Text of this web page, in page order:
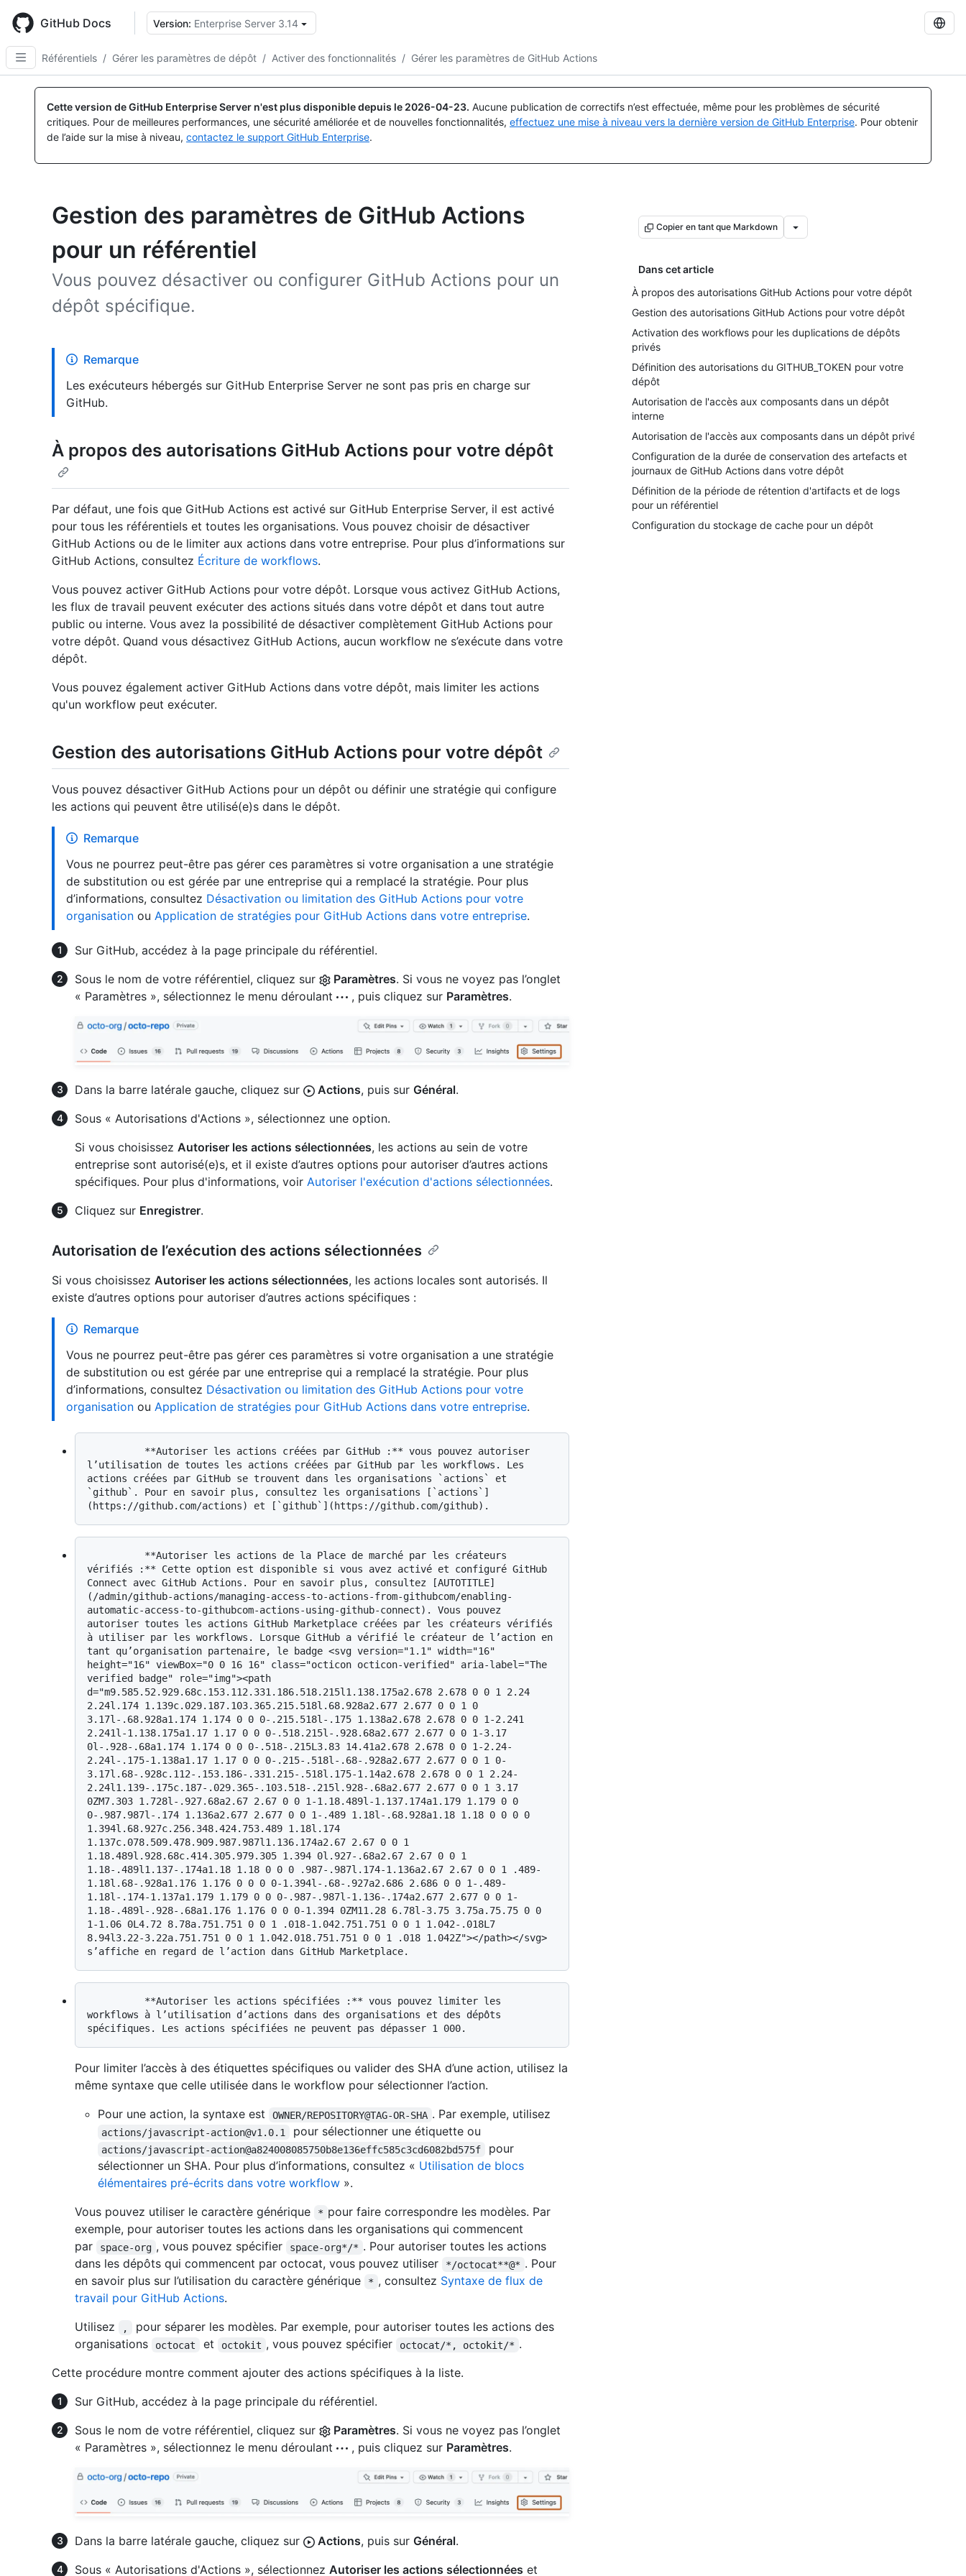
main
content
GitHub Docs Version: Enterprise Server 3.14
Référentiels / Gérer les paramètres de dépôt / Activer des fonctionnalités / Gérer les paramètres de GitHub Actions
Cette version de GitHub Enterprise Server n'est plus disponible depuis le 2026-04-23. Aucune publication de correctifs n’est effectuée, même pour les problèmes de sécurité
critiques. Pour de meilleures performances, une sécurité améliorée et de nouvelles fonctionnalités, effectuez une mise à niveau vers la dernière version de GitHub Enterprise. Pour obtenir
de l’aide sur la mise à niveau, contactez le support GitHub Enterprise.
Gestion des paramètres de GitHub Actions
pour un référentiel
Vous pouvez désactiver ou configurer GitHub Actions pour un
dépôt spécifique.
Copier en tant que Markdown
Dans cet article
À propos des autorisations GitHub Actions pour votre dépôt
Gestion des autorisations GitHub Actions pour votre dépôt
Activation des workflows pour les duplications de dépôts
privés
Définition des autorisations du GITHUB_TOKEN pour votre
dépôt
Autorisation de l'accès aux composants dans un dépôt
interne
Autorisation de l'accès aux composants dans un dépôt privé
Configuration de la durée de conservation des artefacts et
journaux de GitHub Actions dans votre dépôt
Définition de la période de rétention d'artifacts et de logs
pour un référentiel
Configuration du stockage de cache pour un dépôt
Remarque
Les exécuteurs hébergés sur GitHub Enterprise Server ne sont pas pris en charge sur
GitHub.
À propos des autorisations GitHub Actions pour votre dépôt
Par défaut, une fois que GitHub Actions est activé sur GitHub Enterprise Server, il est activé
pour tous les référentiels et toutes les organisations. Vous pouvez choisir de désactiver
GitHub Actions ou de le limiter aux actions dans votre entreprise. Pour plus d’informations sur
GitHub Actions, consultez Écriture de workflows.
Vous pouvez activer GitHub Actions pour votre dépôt. Lorsque vous activez GitHub Actions,
les flux de travail peuvent exécuter des actions situés dans votre dépôt et dans tout autre
public ou interne. Vous avez la possibilité de désactiver complètement GitHub Actions pour
votre dépôt. Quand vous désactivez GitHub Actions, aucun workflow ne s’exécute dans votre
dépôt.
Vous pouvez également activer GitHub Actions dans votre dépôt, mais limiter les actions
qu'un workflow peut exécuter.
Gestion des autorisations GitHub Actions pour votre dépôt
Vous pouvez désactiver GitHub Actions pour un dépôt ou définir une stratégie qui configure
les actions qui peuvent être utilisé(e)s dans le dépôt.
Remarque
Vous ne pourrez peut-être pas gérer ces paramètres si votre organisation a une stratégie
de substitution ou est gérée par une entreprise qui a remplacé la stratégie. Pour plus
d’informations, consultez Désactivation ou limitation des GitHub Actions pour votre
organisation ou Application de stratégies pour GitHub Actions dans votre entreprise.
Sur GitHub, accédez à la page principale du référentiel.
Sous le nom de votre référentiel, cliquez sur
Paramètres. Si vous ne voyez pas l’onglet
« Paramètres », sélectionnez le menu déroulant
, puis cliquez sur Paramètres.
Dans la barre latérale gauche, cliquez sur Actions, puis sur Général.
Sous « Autorisations d'Actions », sélectionnez une option.
Si vous choisissez Autoriser les actions sélectionnées, les actions au sein de votre
entreprise sont autorisé(e)s, et il existe d’autres options pour autoriser d’autres actions
spécifiques. Pour plus d'informations, voir Autoriser l'exécution d'actions sélectionnées.
Cliquez sur Enregistrer.
Autorisation de l’exécution des actions sélectionnées
Si vous choisissez Autoriser les actions sélectionnées, les actions locales sont autorisés. Il
existe d’autres options pour autoriser d’autres actions spécifiques :
Remarque
Vous ne pourrez peut-être pas gérer ces paramètres si votre organisation a une stratégie
de substitution ou est gérée par une entreprise qui a remplacé la stratégie. Pour plus
d’informations, consultez Désactivation ou limitation des GitHub Actions pour votre
organisation ou Application de stratégies pour GitHub Actions dans votre entreprise.
l’utilisation de toutes les actions créées par GitHub par les workflows. Les
actions créées par GitHub se trouvent dans les organisations `actions` et
`github`. Pour en savoir plus, consultez les organisations [`actions`]
vérifiés :** Cette option est disponible si vous avez activé et configuré GitHub
Connect avec GitHub Actions. Pour en savoir plus, consultez [AUTOTITLE]
(/admin/github-actions/managing-access-to-actions-from-githubcom/enabling-
automatic-access-to-githubcom-actions-using-github-connect). Vous pouvez
autoriser toutes les actions GitHub Marketplace créées par les créateurs vérifiés
à utiliser par les workflows. Lorsque GitHub a vérifié le créateur de l’action en
tant qu’organisation partenaire, le badge <svg version="1.1" width="16"
height="16" viewBox="0 0 16 16" class="octicon octicon-verified" aria-label="The
verified badge" role="img"><path
d="m9.585.52.929.68c.153.112.331.186.518.215l1.138.175a2.678 2.678 0 0 1 2.24
2.24l.174 1.139c.029.187.103.365.215.518l.68.928a2.677 2.677 0 0 1 0
3.17l-.68.928a1.174 1.174 0 0 0-.215.518l-.175 1.138a2.678 2.678 0 0 1-2.241
2.241l-1.138.175a1.17 1.17 0 0 0-.518.215l-.928.68a2.677 2.677 0 0 1-3.17
0l-.928-.68a1.174 1.174 0 0 0-.518-.215L3.83 14.41a2.678 2.678 0 0 1-2.24-
2.24l-.175-1.138a1.17 1.17 0 0 0-.215-.518l-.68-.928a2.677 2.677 0 0 1 0-
3.17l.68-.928c.112-.153.186-.331.215-.518l.175-1.14a2.678 2.678 0 0 1 2.24-
2.24l1.139-.175c.187-.029.365-.103.518-.215l.928-.68a2.677 2.677 0 0 1 3.17
0ZM7.303 1.728l-.927.68a2.67 2.67 0 0 1-1.18.489l-1.137.174a1.179 1.179 0 0
0-.987.987l-.174 1.136a2.677 2.677 0 0 1-.489 1.18l-.68.928a1.18 1.18 0 0 0 0
1.394l.68.927c.256.348.424.753.489 1.18l.174
1.137c.078.509.478.909.987.987l1.136.174a2.67 2.67 0 0 1
1.18.489l.928.68c.414.305.979.305 1.394 0l.927-.68a2.67 2.67 0 0 1
1.18-.489l1.137-.174a1.18 1.18 0 0 0 .987-.987l.174-1.136a2.67 2.67 0 0 1 .489-
1.18l.68-.928a1.176 1.176 0 0 0 0-1.394l-.68-.927a2.686 2.686 0 0 1-.489-
1.18l-.174-1.137a1.179 1.179 0 0 0-.987-.987l-1.136-.174a2.677 2.677 0 0 1-
1.18-.489l-.928-.68a1.176 1.176 0 0 0-1.394 0ZM11.28 6.78l-3.75 3.75a.75.75 0 0
1-1.06 0L4.72 8.78a.751.751 0 0 1 .018-1.042.751.751 0 0 1 1.042-.018L7
8.94l3.22-3.22a.751.751 0 0 1 1.042.018.751.751 0 0 1 .018 1.042Z"></path></svg>
workflows à l’utilisation d’actions dans des organisations et des dépôts
Pour limiter l’accès à des étiquettes spécifiques ou valider des SHA d’une action, utilisez la
même syntaxe que celle utilisée dans le workflow pour sélectionner l’action.
Pour une action, la syntaxe est
OWNER/REPOSITORY@TAG-OR-SHA . Par exemple, utilisez
actions/javascript-action@v1.0.1 pour sélectionner une étiquette ou
actions/javascript-action@a824008085750b8e136effc585c3cd6082bd575f
pour
sélectionner un SHA. Pour plus d’informations, consultez « Utilisation de blocs
élémentaires pré-écrits dans votre workflow ».
Vous pouvez utiliser le caractère générique
* pour faire correspondre les modèles. Par
exemple, pour autoriser toutes les actions dans les organisations qui commencent
par
space-org , vous pouvez spécifier space-org*/* . Pour autoriser toutes les actions
dans les dépôts qui commencent par octocat, vous pouvez utiliser
*/octocat**@* . Pour
en savoir plus sur l’utilisation du caractère générique
* , consultez Syntaxe de flux de
travail pour GitHub Actions.
Utilisez
,
pour séparer les modèles. Par exemple, pour autoriser toutes les actions des
organisations
octocat et octokit , vous pouvez spécifier octocat/*, octokit/* .
Cette procédure montre comment ajouter des actions spécifiques à la liste.
Sur GitHub, accédez à la page principale du référentiel.
Sous le nom de votre référentiel, cliquez sur
Paramètres. Si vous ne voyez pas l’onglet
« Paramètres », sélectionnez le menu déroulant
, puis cliquez sur Paramètres.
Dans la barre latérale gauche, cliquez sur Actions, puis sur Général.
Sous « Autorisations d'Actions », sélectionnez Autoriser les actions sélectionnées et